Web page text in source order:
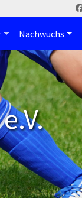
Nachwuchs